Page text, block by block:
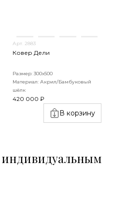
Арт. 2883
Ковер Дели
Размер: 300х500
Материал: Акрил/Бамбуковый
шёлк
420 000 ₽
В корзину